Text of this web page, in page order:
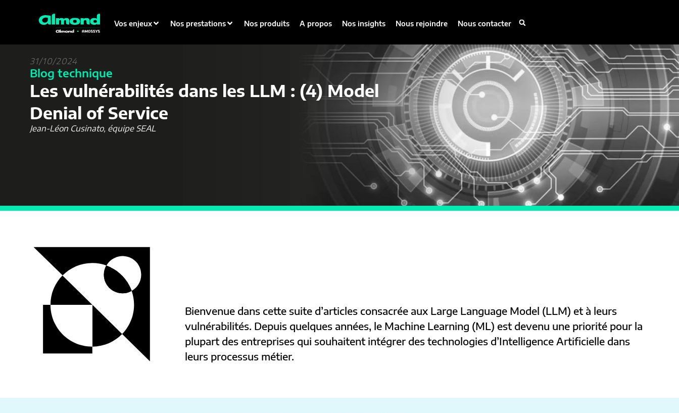
Vos enjeux Nos prestations Nos produits A propos Nos insights Nous rejoindre Nous contacter
31/10/2024
Blog technique
Les vulnérabilités dans les LLM : (4) Model
Denial of Service
Jean-Léon Cusinato, équipe SEAL
Bienvenue dans cette suite d’articles consacrée aux Large Language Model (LLM) et à leurs
vulnérabilités. Depuis quelques années, le Machine Learning (ML) est devenu une priorité pour la
plupart des entreprises qui souhaitent intégrer des technologies d’Intelligence Artificielle dans
leurs processus métier.